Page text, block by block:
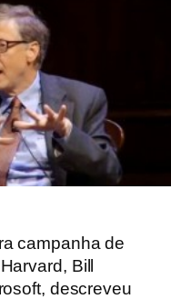
campanha de
Bill
descreveu